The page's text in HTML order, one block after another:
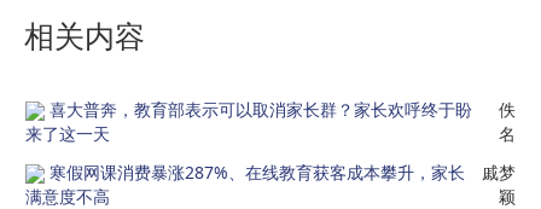
相关内容
喜大普奔，教育部表示可以取消家长群？家长欢呼终于盼
来了这一天
佚
名
寒假网课消费暴涨287%、在线教育获客成本攀升，家长
满意度不高
戚梦
颖